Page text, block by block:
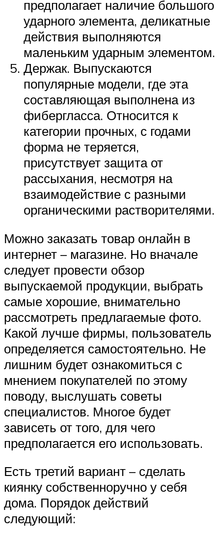
предполагает наличие большого
ударного элемента, деликатные
действия выполняются
маленьким ударным элементом.
Держак. Выпускаются
популярные модели, где эта
составляющая выполнена из
фибергласса. Относится к
категории прочных, с годами
форма не теряется,
присутствует защита от
рассыхания, несмотря на
взаимодействие с разными
органическими растворителями.
Можно заказать товар онлайн в
интернет – магазине. Но вначале
следует провести обзор
выпускаемой продукции, выбрать
самые хорошие, внимательно
рассмотреть предлагаемые фото.
Какой лучше фирмы, пользователь
определяется самостоятельно. Не
лишним будет ознакомиться с
мнением покупателей по этому
поводу, выслушать советы
специалистов. Многое будет
зависеть от того, для чего
предполагается его использовать.
Есть третий вариант – сделать
киянку собственноручно у себя
дома. Порядок действий
следующий: